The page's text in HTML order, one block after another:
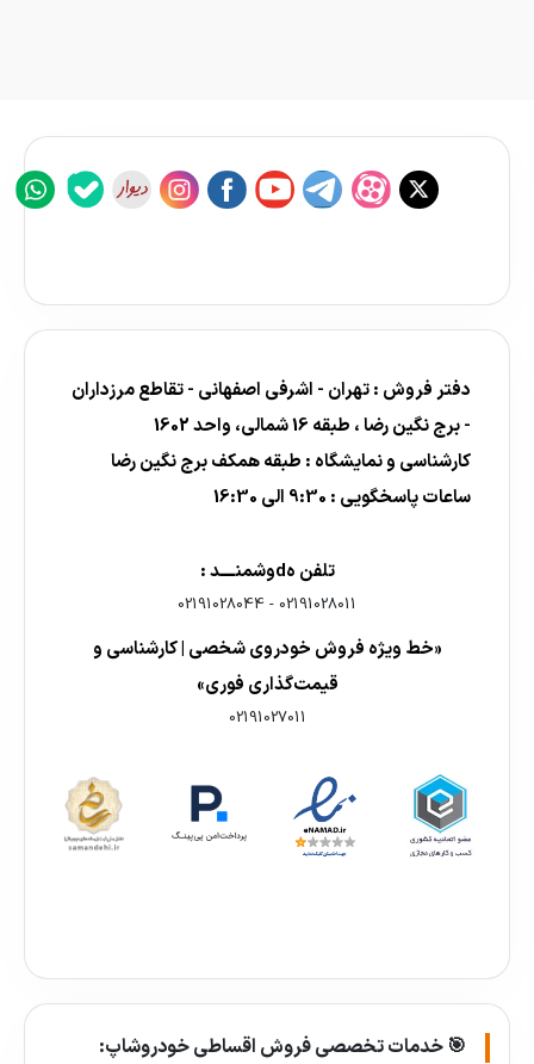
دفتر فروش : تهران - اشرفی اصفهانی - تقاطع مرزداران
- برج نگین رضا ، طبقه 16 شمالی، واحد 1602
کارشناسی و نمایشگاه : طبقه همکف برج نگین رضا
ساعات پاسخگویی : 9:30 الی 16:30
تلفن هdوشمنــــد :
02191028011
-
02191028044
«خط ویژه فروش خودروی شخصی | کارشناسی و
قیمت‌گذاری فوری»
02191027011
🎯 خدمات تخصصی فروش اقساطی خودروشاپ: